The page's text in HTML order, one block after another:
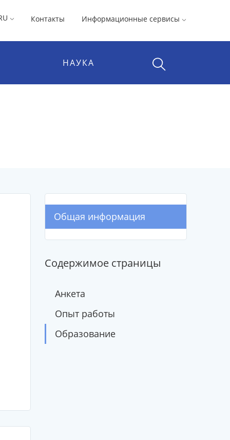
Контакты Информационные сервисы
НАУКА
Общая информация
Содержимое страницы
Анкета
Опыт работы
Образование